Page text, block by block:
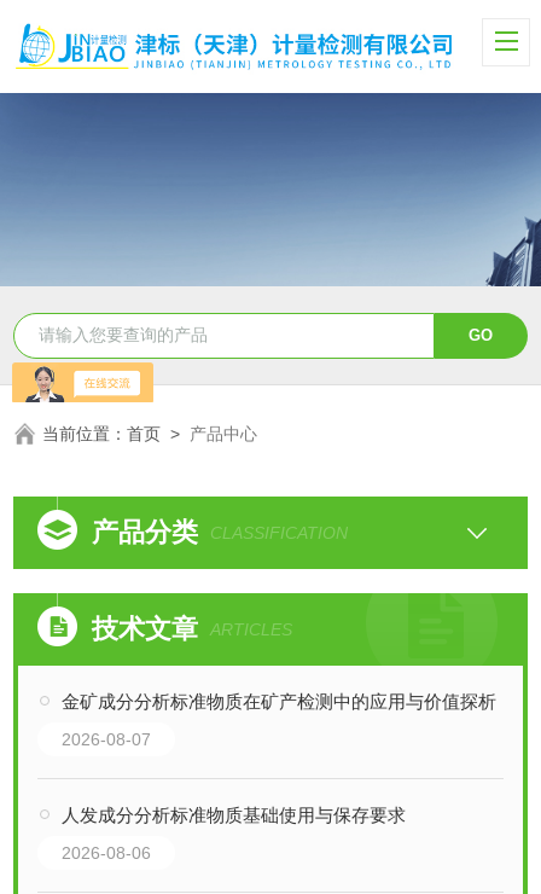
当前位置：首页 > 产品中心
产品分类 CLASSIFICATION
技术文章 ARTICLES
金矿成分分析标准物质在矿产检测中的应用与价值探析
2026-08-07
人发成分分析标准物质基础使用与保存要求
2026-08-06